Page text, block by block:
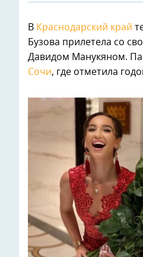
В Краснодарский край
Бузова прилетела со
Давидом Манукяном.
Сочи, где отметила